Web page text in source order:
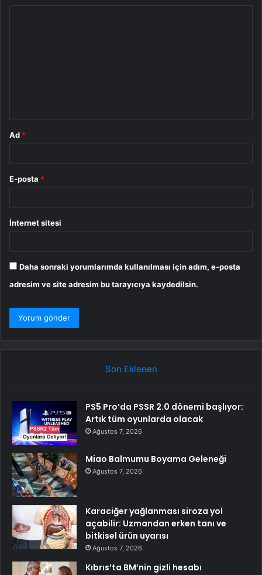
Ad *
E-posta *
İnternet sitesi
Daha sonraki yorumlarımda kullanılması için adım, e-posta
adresim ve site adresim bu tarayıcıya kaydedilsin.
Son Eklenen
PS5 Pro’da PSSR 2.0 dönemi başlıyor:
Artık tüm oyunlarda olacak
Ağustos 7, 2026
Miao Balmumu Boyama Geleneği
Ağustos 7, 2026
Karaciğer yağlanması siroza yol
açabilir: Uzmandan erken tanı ve
bitkisel ürün uyarısı
Ağustos 7, 2026
Kıbrıs’ta BM’nin gizli hesabı